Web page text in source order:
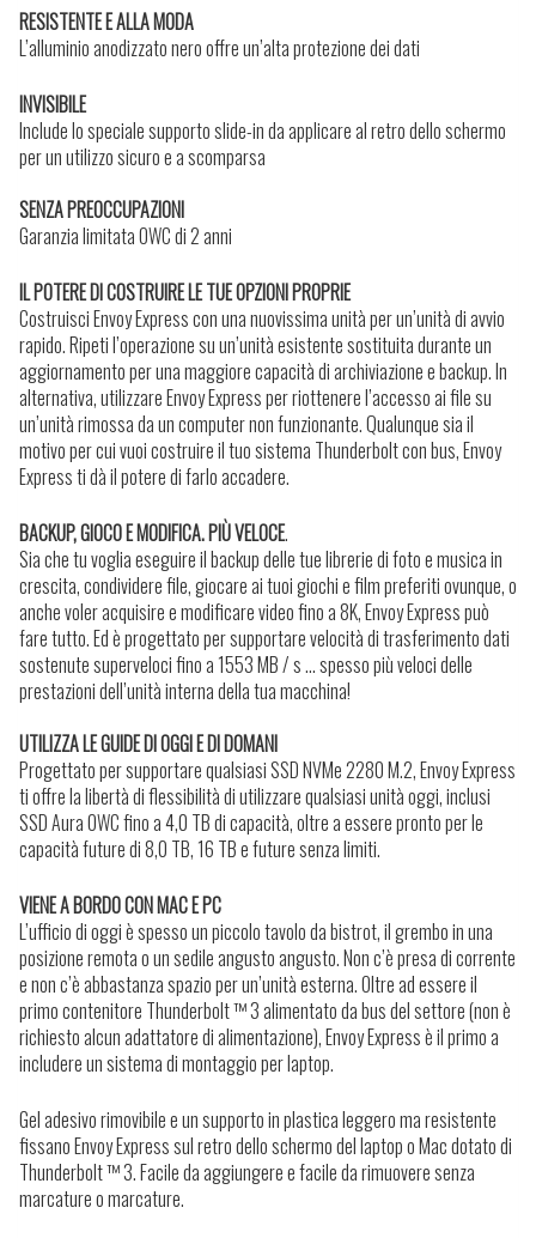
RESISTENTE E ALLA MODA
L’alluminio anodizzato nero offre un’alta protezione dei dati
INVISIBILE
Include lo speciale supporto slide-in da applicare al retro dello schermo
per un utilizzo sicuro e a scomparsa
SENZA PREOCCUPAZIONI
Garanzia limitata OWC di 2 anni
IL POTERE DI COSTRUIRE LE TUE OPZIONI PROPRIE
Costruisci Envoy Express con una nuovissima unità per un’unità di avvio
rapido. Ripeti l’operazione su un’unità esistente sostituita durante un
aggiornamento per una maggiore capacità di archiviazione e backup. In
alternativa, utilizzare Envoy Express per riottenere l’accesso ai file su
un’unità rimossa da un computer non funzionante. Qualunque sia il
motivo per cui vuoi costruire il tuo sistema Thunderbolt con bus, Envoy
Express ti dà il potere di farlo accadere.
BACKUP, GIOCO E MODIFICA. PIÙ VELOCE.
Sia che tu voglia eseguire il backup delle tue librerie di foto e musica in
crescita, condividere file, giocare ai tuoi giochi e film preferiti ovunque, o
anche voler acquisire e modificare video fino a 8K, Envoy Express può
fare tutto. Ed è progettato per supportare velocità di trasferimento dati
sostenute superveloci fino a 1553 MB / s … spesso più veloci delle
prestazioni dell’unità interna della tua macchina!
UTILIZZA LE GUIDE DI OGGI E DI DOMANI
Progettato per supportare qualsiasi SSD NVMe 2280 M.2, Envoy Express
ti offre la libertà di flessibilità di utilizzare qualsiasi unità oggi, inclusi
SSD Aura OWC fino a 4,0 TB di capacità, oltre a essere pronto per le
capacità future di 8,0 TB, 16 TB e future senza limiti.
VIENE A BORDO CON MAC E PC
L’ufficio di oggi è spesso un piccolo tavolo da bistrot, il grembo in una
posizione remota o un sedile angusto angusto. Non c’è presa di corrente
e non c’è abbastanza spazio per un’unità esterna. Oltre ad essere il
primo contenitore Thunderbolt ™ 3 alimentato da bus del settore (non è
richiesto alcun adattatore di alimentazione), Envoy Express è il primo a
includere un sistema di montaggio per laptop.
Gel adesivo rimovibile e un supporto in plastica leggero ma resistente
fissano Envoy Express sul retro dello schermo del laptop o Mac dotato di
Thunderbolt ™ 3. Facile da aggiungere e facile da rimuovere senza
marcature o marcature.